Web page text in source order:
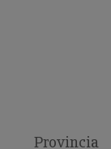
Provincia